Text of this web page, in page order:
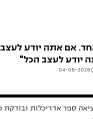
אם אתה יודע לעצב
יודע לעצב הכל"
04-08-2026